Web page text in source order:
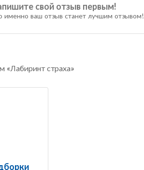
свой отзыв первым!
именно ваш отзыв станет лучшим отзывом!
«Лабиринт страха»